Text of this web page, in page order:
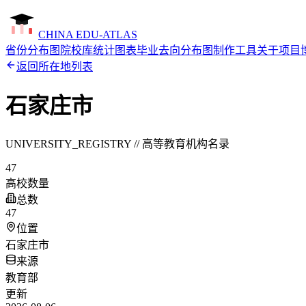
CHINA EDU-ATLAS
省份分布图 院校库统计图表毕业去向分布图制作工具关于项目
返回所在地列表
石家庄市
UNIVERSITY_REGISTRY // 高等教育机构名录
47
高校数量
总数
47
位置
石家庄市
来源
教育部
更新